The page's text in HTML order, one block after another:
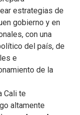
estrategias de
gobierno y en
con una
del país, de
e
de la
Cali te
altamente